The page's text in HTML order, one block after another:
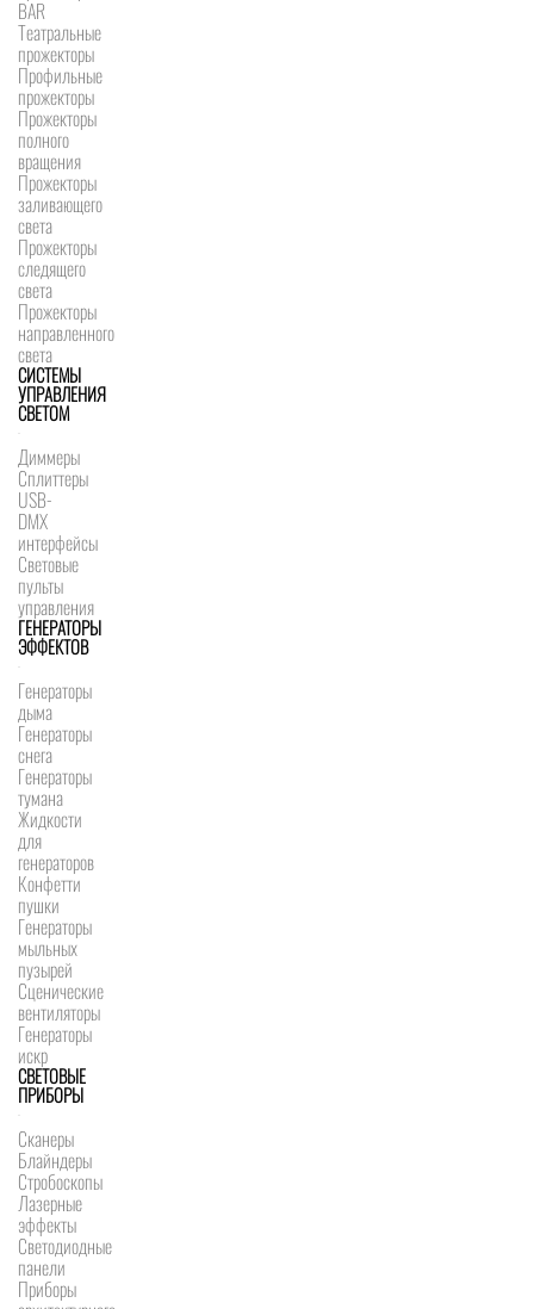
BAR
Театральные
прожекторы
Профильные
прожекторы
Прожекторы
полного
вращения
Прожекторы
заливающего
света
Прожекторы
следящего
света
Прожекторы
направленного
света
СИСТЕМЫ
УПРАВЛЕНИЯ
СВЕТОМ
Диммеры
Сплиттеры
USB-
DMX
интерфейсы
Световые
пульты
управления
ГЕНЕРАТОРЫ
ЭФФЕКТОВ
Генераторы
дыма
Генераторы
снега
Генераторы
тумана
Жидкости
для
генераторов
Конфетти
пушки
Генераторы
мыльных
пузырей
Сценические
вентиляторы
Генераторы
искр
СВЕТОВЫЕ
ПРИБОРЫ
Сканеры
Блайндеры
Стробоскопы
Лазерные
эффекты
Светодиодные
панели
Приборы